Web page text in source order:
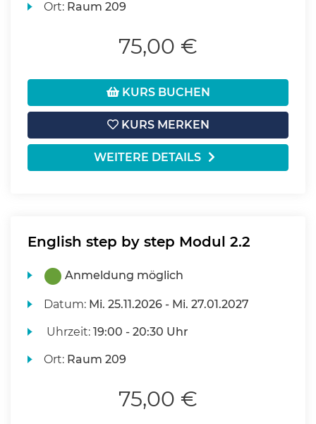
Ort: Raum 209
75,00 €
KURS BUCHEN
KURS MERKEN
WEITERE DETAILS
English step by step Modul 2.2
Anmeldung möglich
Datum: Mi. 25.11.2026 - Mi. 27.01.2027
Uhrzeit:19:00 - 20:30 Uhr
Ort: Raum 209
75,00 €